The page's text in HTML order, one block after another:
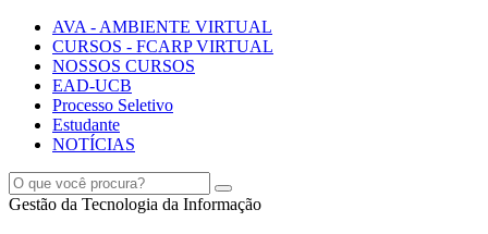
AVA - AMBIENTE VIRTUAL
CURSOS - FCARP VIRTUAL
NOSSOS CURSOS
EAD-UCB
Processo Seletivo
Estudante
NOTÍCIAS
Gestão da Tecnologia da Informação